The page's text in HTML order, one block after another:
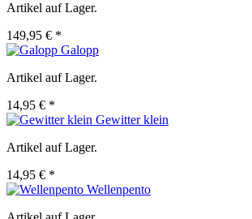
Artikel auf Lager.
149,95 € *
Galopp
Artikel auf Lager.
14,95 € *
Gewitter klein
Artikel auf Lager.
14,95 € *
Wellenpento